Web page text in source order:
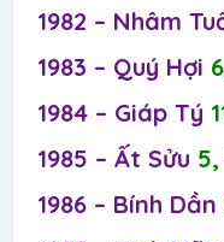
1982 – Nhâm
1983 – Quý Hợi
1984 – Giáp Tý
1985 – Ất Sửu
1986 – Bính Dần